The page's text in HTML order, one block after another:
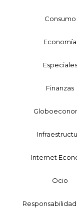
Consumo
Economía
Especiales
Finanzas
Internet
Ocio